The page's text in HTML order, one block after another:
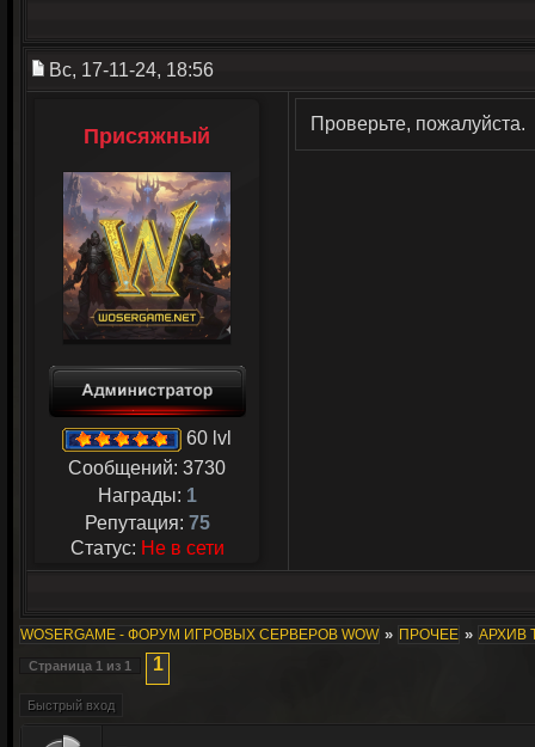
Вс, 17-11-24, 18:56
Присяжный
60 lvl
Сообщений: 3730
Награды: 1
Репутация: 75
Статус: Не в сети
Проверьте, пожалуйста.
WOSERGAME - ФОРУМ ИГРОВЫХ СЕРВЕРОВ WOW » ПРОЧЕЕ » АРХИВ
Страница 1 из 1 1